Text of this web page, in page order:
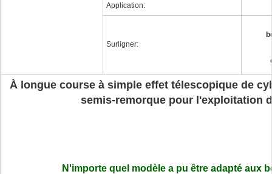
Application:
Surligner:
À longue course à simple effet télescopique de
semis-remorque pour l'exploitation
N'importe quel modèle a pu être adapté aux